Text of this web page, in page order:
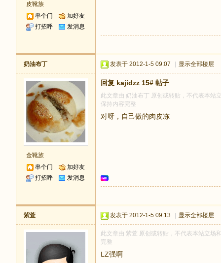
皮靴族
串个门
加好友
打招呼
发消息
奶油布丁
金靴族
串个门
加好友
打招呼
发消息
发表于 2012-1-5 09:07 显示全部楼层
回复 kajidzz 15# 帖子
此文章由 奶油布丁 原创或转贴，不代表本站
保持内容完整
对呀，自己做的肉皮冻
紫萱 发表于 2012-1-5 09:13 显示全部楼层
此文章由 紫萱 原创或转贴，不代表本站立场
完整
LZ强啊